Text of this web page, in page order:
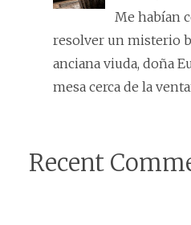
Me habían
resolver un misterio
anciana viuda, doña
mesa cerca de la
Recent